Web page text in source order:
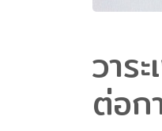
วาร
ต่อก